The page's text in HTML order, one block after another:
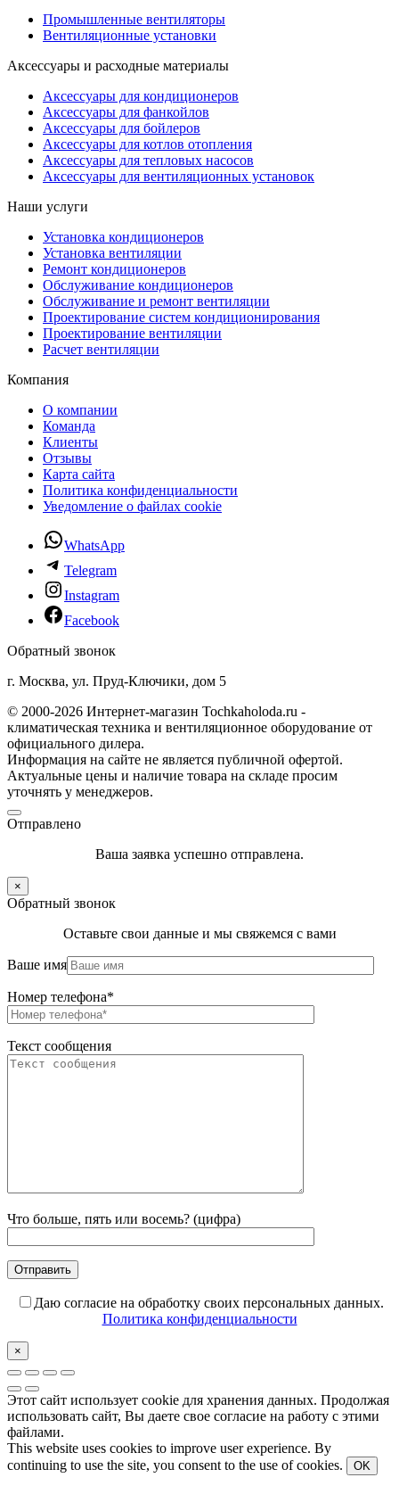
Промышленные вентиляторы
Вентиляционные установки
Аксессуары и расходные материалы
Аксессуары для кондиционеров
Аксессуары для фанкойлов
Аксессуары для бойлеров
Аксессуары для котлов отопления
Аксессуары для тепловых насосов
Аксессуары для вентиляционных установок
Наши услуги
Установка кондиционеров
Установка вентиляции
Ремонт кондиционеров
Обслуживание кондиционеров
Обслуживание и ремонт вентиляции
Проектирование систем кондиционирования
Проектирование вентиляции
Расчет вентиляции
Компания
О компании
Команда
Клиенты
Отзывы
Карта сайта
Политика конфиденциальности
Уведомление о файлах cookie
WhatsApp
Telegram
Instagram
Facebook
Обратный звонок
г. Москва, ул. Пруд-Ключики, дом 5
© 2000-2026 Интернет-магазин Tochkaholoda.ru -
климатическая техника и вентиляционное оборудование от
официального дилера.
Информация на сайте не является публичной офертой.
Актуальные цены и наличие товара на складе просим
уточнять у менеджеров.
Отправлено
Ваша заявка успешно отправлена.
×
Обратный звонок
Оставьте свои данные и мы свяжемся с вами
Ваше имя
Номер телефона*
Текст сообщения
Что больше, пять или восемь? (цифра)
Даю согласие на обработку своих персональных данных.
Политика конфиденциальности
×
Этот сайт использует cookie для хранения данных. Продолжая
использовать сайт, Вы даете свое согласие на работу с этими
файлами.
This website uses cookies to improve user experience. By
continuing to use the site, you consent to the use of cookies.
OK